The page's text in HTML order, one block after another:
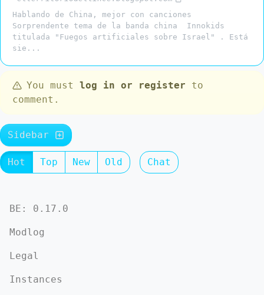
Hablando de China, mejor con canciones
Sorprendente tema de la banda china Innokids
titulada "Fuegos artificiales sobre Israel" . Está
sie...
You must log in or register to
comment.
Sidebar
Hot Top New Old Chat
BE: 0.17.0
Modlog
Legal
Instances